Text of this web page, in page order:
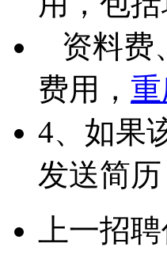
资料费
费用，
4、如果
发送简
上一招